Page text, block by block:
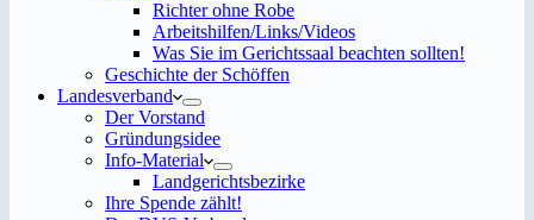
Richter ohne Robe
Arbeitshilfen/Links/Videos
Was Sie im Gerichtssaal beachten sollten!
Geschichte der Schöffen
Landesverband
Der Vorstand
Gründungsidee
Info-Material
Landgerichtsbezirke
Ihre Spende zählt!